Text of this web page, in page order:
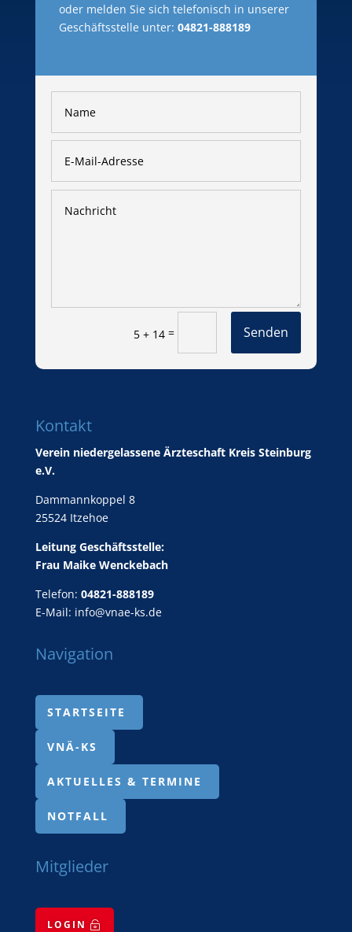
oder melden Sie sich telefonisch in unserer
Geschäftsstelle unter: 04821-888189
5 + 14 = Senden
Kontakt
Verein niedergelassene Ärzteschaft Kreis Steinburg
e.V.
Dammannkoppel 8
25524 Itzehoe
Leitung Geschäftsstelle:
Frau Maike Wenckebach
Telefon: 04821-888189
E-Mail: info@vnae-ks.de
Navigation
NOTFALL
AKTUELLES & TERMINE
VNÄ-KS
STARTSEITE
Mitglieder

LOGIN